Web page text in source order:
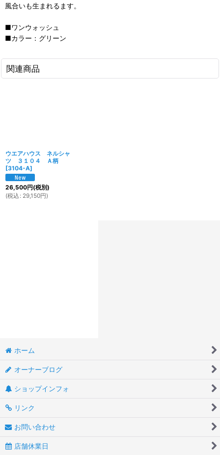
風合いも生まれるます。
■ワンウォッシュ
■カラー：グリーン
関連商品
ウエアハウス ネルシャ
ツ ３１０４ Ａ柄
[3104-A]
26,500円(税別)
(税込 : 29,150円)
ホーム
オーナーブログ
ショップインフォ
リンク
お問い合わせ
店舗休業日